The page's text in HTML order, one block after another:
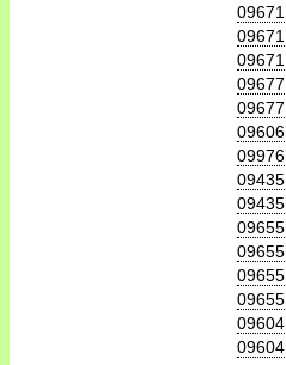
09671
09671
09671
09677
09677
09606
09976
09435
09435
09655
09655
09655
09655
09604
09604